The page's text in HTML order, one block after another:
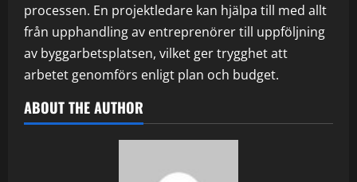
processen. En projektledare kan hjälpa till med allt
från upphandling av entreprenörer till uppföljning
av byggarbetsplatsen, vilket ger trygghet att
arbetet genomförs enligt plan och budget.
ABOUT THE AUTHOR